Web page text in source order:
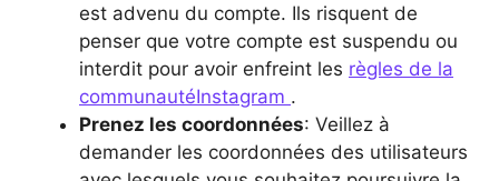
est advenu du compte. Ils risquent de
penser que votre compte est suspendu ou
interdit pour avoir enfreint les règles de la
communautéInstagram .
Prenez les coordonnées: Veillez à
demander les coordonnées des utilisateurs